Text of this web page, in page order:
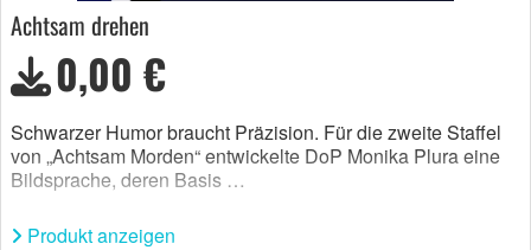
Achtsam drehen
0,00 €
Schwarzer Humor braucht Präzision. Für die zweite Staffel
von „Achtsam Morden“ entwickelte DoP Monika Plura eine
Bildsprache, deren Basis …
Produkt anzeigen